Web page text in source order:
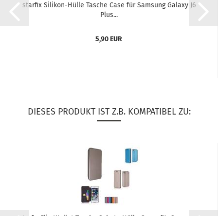
star­fix Silikon-​​Hülle Ta­sche Case für Sam­sung Ga­la­xy J6
Plus...
5,90 EUR
DIESES PRODUKT IST Z.B. KOMPATIBEL ZU: